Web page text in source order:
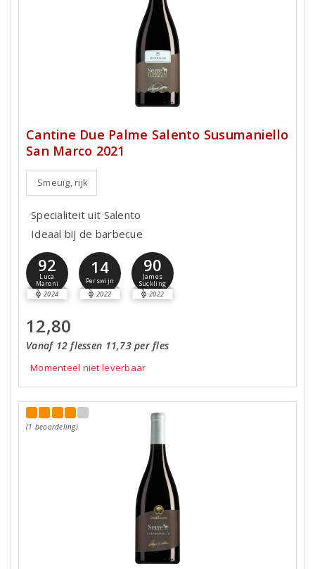
Cantine Due Palme Salento Susumaniello
San Marco 2021
Smeuïg, rijk
Specialiteit uit Salento
Ideaal bij de barbecue
92
Luca
Maroni
2024
14
Perswijn
2022
90
James
Suckling
2022
12,80
Vanaf 12 flessen 11,73 per fles
Momenteel niet leverbaar
(1 beoordeling)